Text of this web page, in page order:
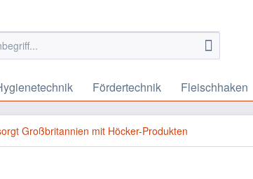
Fördertechnik Fleischhaken
Großbritannien mit Höcker-Produkten